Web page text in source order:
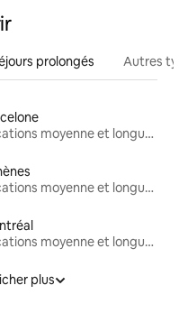
prolongés Autres
Locations moyenne et longue durée
Locations moyenne et longue durée
Locations moyenne et longue durée
plus